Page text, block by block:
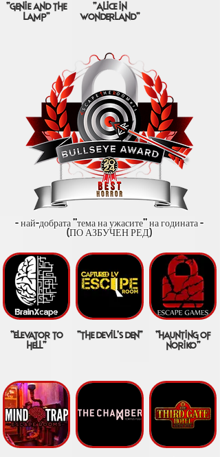
"genie and the
lamp"
"alice in
wonderland"
- най-добрата "тема на ужасите" на годината -
(ПО АЗБУЧЕН РЕД)
"elevator to
hell"
"the devil's den"
"haunting of
noriko"